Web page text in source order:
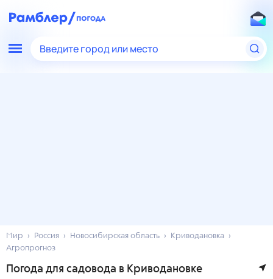
Введите город или место
Мир Россия Новосибирская область
Криводановка
Агропрогноз
Погода для садовода в Криводановке